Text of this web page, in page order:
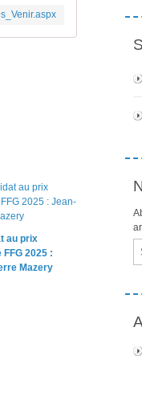
au prix
2025 :
Mazery